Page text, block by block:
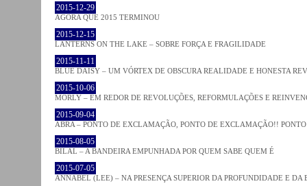
2015-12-29
AGORA QUE 2015 TERMINOU
2015-12-15
LANTERNS ON THE LAKE – SOBRE FORÇA E FRAGILIDADE
2015-11-11
BLUE DAISY – UM VÓRTEX DE OBSCURA REALIDADE E HONESTA
2015-10-06
MORLY – EM REDOR DE REVOLUÇÕES, REFORMULAÇÕES E
2015-09-04
ABRA – PONTO DE EXCLAMAÇÃO, PONTO DE EXCLAMAÇÃO!!
2015-08-05
BILAL – A BANDEIRA EMPUNHADA POR QUEM SABE QUEM É
2015-07-05
ANNABEL (LEE) – NA PRESENÇA SUPERIOR DA PROFUNDIDADE E DA